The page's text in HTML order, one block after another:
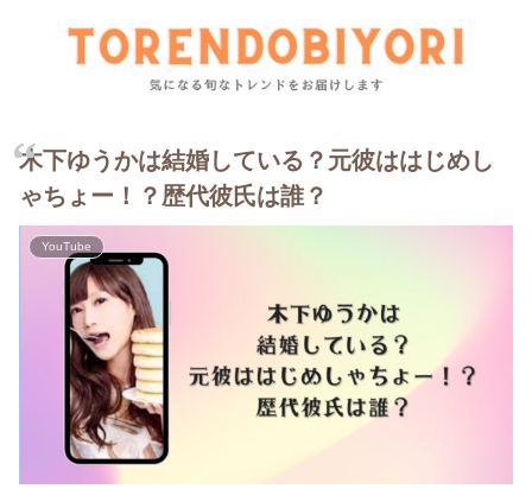
木下ゆうかは結婚している？元彼ははじめし
ゃちょー！？歴代彼氏は誰？
YouTube